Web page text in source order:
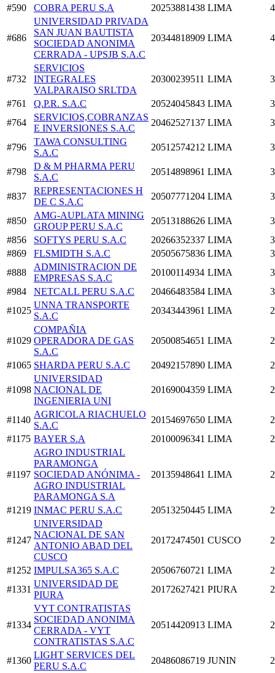
#590 COBRA PERU S.A 20253881438 LIMA
#686
UNIVERSIDAD PRIVADA
SAN JUAN BAUTISTA
SOCIEDAD ANONIMA
CERRADA - UPSJB S.A.C
20344818909 LIMA
#732
SERVICIOS
INTEGRALES
VALPARAISO SRLTDA
20300239511 LIMA
#761 Q.P.R. S.A.C 20524045843 LIMA
#764
SERVICIOS,COBRANZAS
E INVERSIONES S.A.C
20462527137 LIMA
#796
TAWA CONSULTING
S.A.C
20512574212 LIMA
#798
D & M PHARMA PERU
S.A.C
20514898961 LIMA
#837
REPRESENTACIONES H
DE C S.A.C
20507771204 LIMA
#850
AMG-AUPLATA MINING
GROUP PERU S.A.C
20513188626 LIMA
#856
SOFTYS PERU S.A.C 20266352337 LIMA
#869
FLSMIDTH S.A.C 20505675836 LIMA
#888
ADMINISTRACION DE
EMPRESAS S.A.C
20100114934 LIMA
#984
NETCALL PERU S.A.C 20466483584 LIMA
#1025
UNNA TRANSPORTE
S.A.C
20343443961 LIMA
#1029
COMPAÑIA
OPERADORA DE GAS
S.A.C
20500854651 LIMA
#1065 SHARDA PERU S.A.C 20492157890 LIMA
#1098
UNIVERSIDAD
NACIONAL DE
INGENIERIA UNI
20169004359 LIMA
#1140
AGRICOLA RIACHUELO
S.A.C
20154697650 LIMA
#1175 BAYER S.A 20100096341 LIMA
#1197
AGRO INDUSTRIAL
PARAMONGA
SOCIEDAD ANÓNIMA -
AGRO INDUSTRIAL
PARAMONGA S.A
20135948641 LIMA
#1219 INMAC PERU S.A.C 20513250445 LIMA
#1247
UNIVERSIDAD
NACIONAL DE SAN
ANTONIO ABAD DEL
CUSCO
20172474501 CUSCO
#1252 IMPULSA365 S.A.C 20506760721 LIMA
#1331
UNIVERSIDAD DE
PIURA
20172627421 PIURA
#1334
VYT CONTRATISTAS
SOCIEDAD ANONIMA
CERRADA - VYT
CONTRATISTAS S.A.C
20514420913 LIMA
#1360
LIGHT SERVICES DEL
PERU S.A.C
20486086719 JUNIN